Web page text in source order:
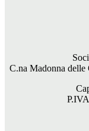
C.na Madonna